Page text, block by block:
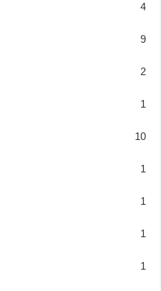
4
9
2
1
10
1
1
1
1